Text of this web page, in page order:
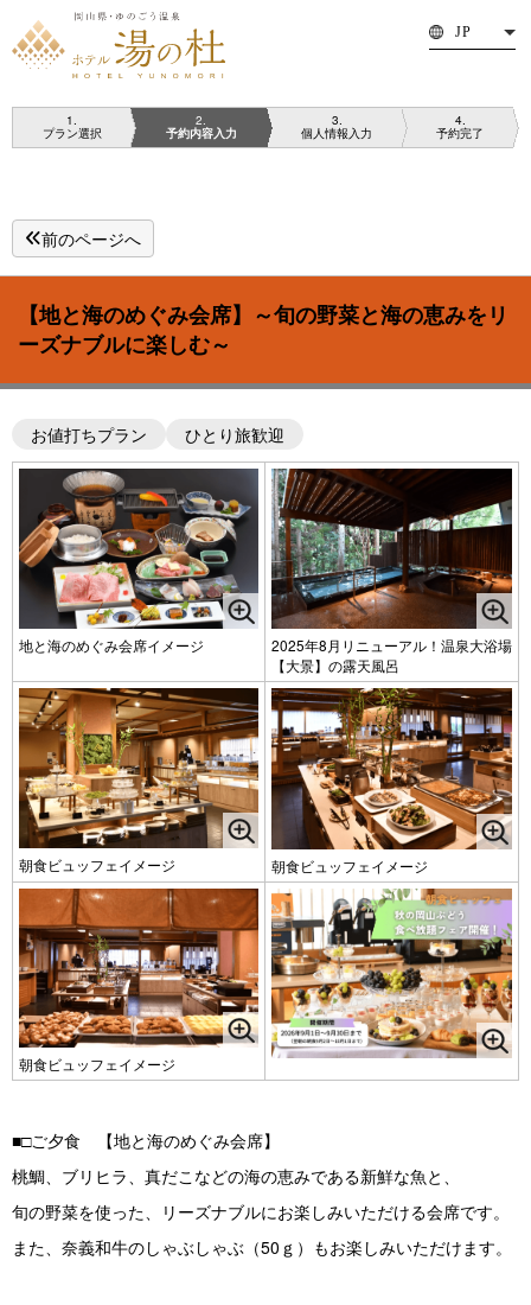
JP
HOME
ご夕食・ご朝食
温泉・日帰り
客室
体験・周辺観光
アクセス
改善しました
周辺ゴルフ場
お子さま連れサービス
館内平面図
ホテル湯の杜パンフレッ
ト
宿泊予約はこちら
ご予約照会・取り消しはこちら
0868-72-8111
（受付時間/9:00〜18:00）
宿泊約款(PDF)｜プライバシーポリシー
facebookInstagram
X Line
1
プラン選択
2
予約内容入力
3
個人情報入力
4
予約完了
前のページへ
【地と海のめぐみ会席】～旬の野菜と海の恵みをリ
ーズナブルに楽しむ～
お値打ちプラン ひとり旅歓迎
地と海のめぐみ会席イメージ
2025年8月リニューアル！温泉大浴場
【大景】の露天風呂
朝食ビュッフェイメージ 朝食ビュッフェイメージ
朝食ビュッフェイメージ
■□ご夕食 【地と海のめぐみ会席】
桃鯛、ブリヒラ、真だこなどの海の恵みである新鮮な魚と、
旬の野菜を使った、リーズナブルにお楽しみいただける会席です。
また、奈義和牛のしゃぶしゃぶ（50ｇ）もお楽しみいただけます。